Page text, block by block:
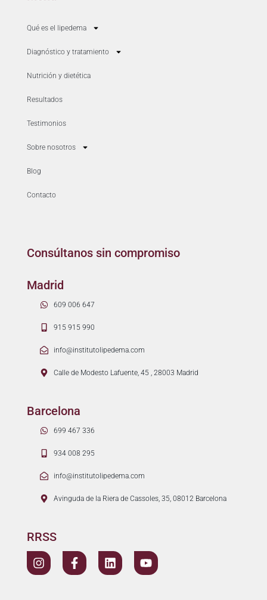
Qué es el lipedema
Diagnóstico y tratamiento
Nutrición y dietética
Resultados
Testimonios
Sobre nosotros
Blog
Contacto
Consúltanos sin compromiso
Madrid
609 006 647
915 915 990
info@institutolipedema.com
Calle de Modesto Lafuente, 45 , 28003 Madrid
Barcelona
699 467 336
934 008 295
info@institutolipedema.com
Avinguda de la Riera de Cassoles, 35, 08012 Barcelona
RRSS